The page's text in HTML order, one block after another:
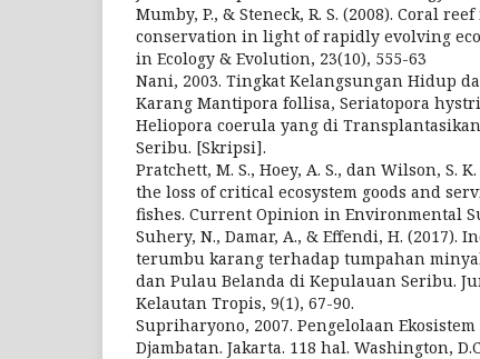
Mumby, P., & Steneck, R. S. (2008). Coral
conservation in light of rapidly evolving
in Ecology & Evolution, 23(10), 555-63
Nani, 2003. Tingkat Kelangsungan Hidup
Karang Mantipora follisa, Seriatopora
Heliopora coerula yang di
Seribu. [Skripsi].
Pratchett, M. S., Hoey, A. S., dan Wilson, S.
the loss of critical ecosystem goods and
fishes. Current Opinion in Environmental
Suhery, N., Damar, A., & Effendi, H. (2017).
terumbu karang terhadap tumpahan
dan Pulau Belanda di Kepulauan Seribu.
Kelautan Tropis, 9(1), 67-90.
Supriharyono, 2007. Pengelolaan
Djambatan. Jakarta. 118 hal. Washington,